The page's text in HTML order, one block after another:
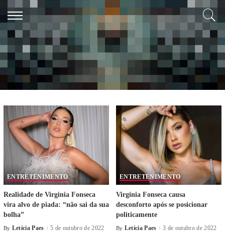
Search Results for: virgínia fonseca
ENTRETENIMENTO
Realidade de Virginia Fonseca
vira alvo de piada: “não sai da sua
bolha”
By Letícia Paes 5 de outubro de 2022
ENTRETENIMENTO
Virginia Fonseca causa
desconforto após se posicionar
politicamente
By Letícia Paes 3 de outubro de 2022